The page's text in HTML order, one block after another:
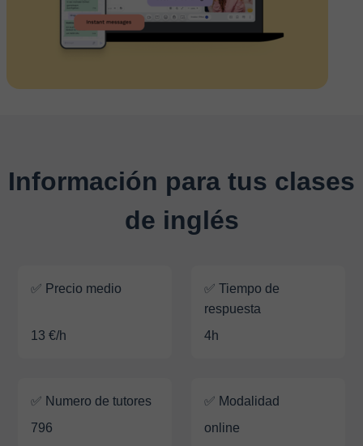
Información para tus clases
de inglés
✅ Precio medio
13 €/h
✅ Tiempo de
respuesta
4h
✅ Numero de tutores
796
✅ Modalidad
online